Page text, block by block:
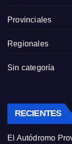
Provinciales
Regionales
Sin categoría
RECIENTES
El Autódromo